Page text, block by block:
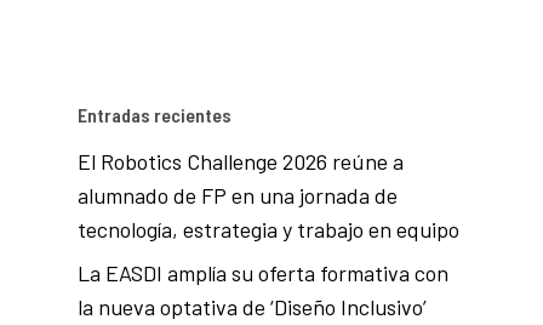
Entradas recientes
El Robotics Challenge 2026 reúne a
alumnado de FP en una jornada de
tecnología, estrategia y trabajo en equipo
La EASDI amplía su oferta formativa con
la nueva optativa de ‘Diseño Inclusivo’